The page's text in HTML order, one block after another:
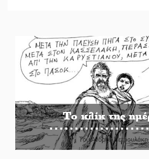
Το κλίκ της
Του Ανδρέα Πετρουλάκη